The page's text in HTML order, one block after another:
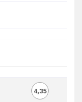
4,35